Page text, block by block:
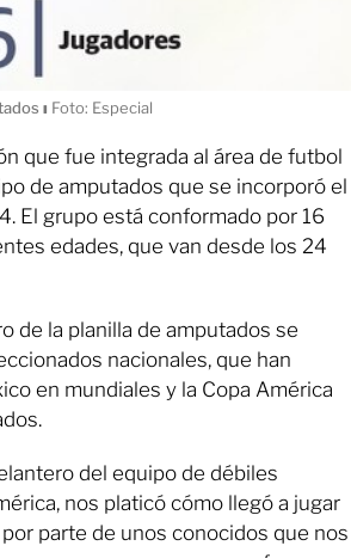
ı Foto: Especial
que fue integrada al área de futbol
de amputados que se incorporó el
El grupo está conformado por 16
edades, que van desde los 24
de la planilla de amputados se
nacionales, que han
en mundiales y la Copa América
del equipo de débiles
nos platicó cómo llegó a jugar
parte de unos conocidos que nos